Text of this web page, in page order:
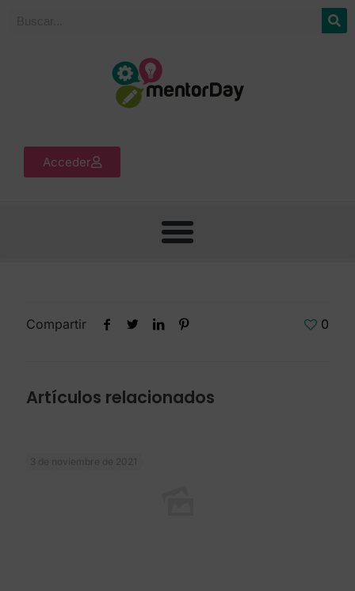
Acceder
Compartir 0
Artículos relacionados
3 de noviembre de 2021